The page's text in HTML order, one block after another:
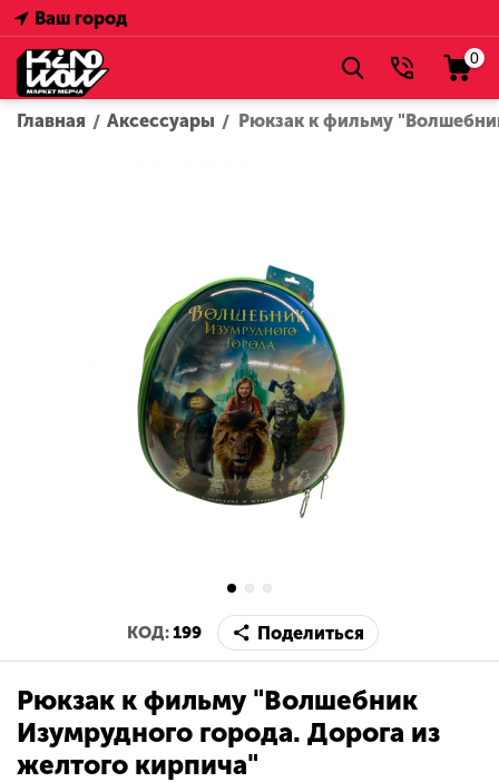
Ваш город
0
Главная / Аксессуары / Рюкзак к фильму
КОД:199 Поделиться
Рюкзак к фильму "Волшебник
Изумрудного города. Дорога из
желтого кирпича"